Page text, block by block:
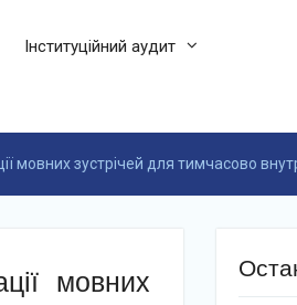
Інституційний аудит
мовних зустрічей для тимчасово
мовних